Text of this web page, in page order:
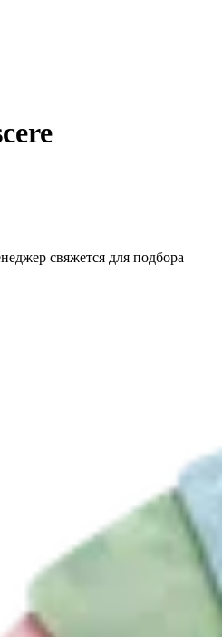
свяжется для подбора